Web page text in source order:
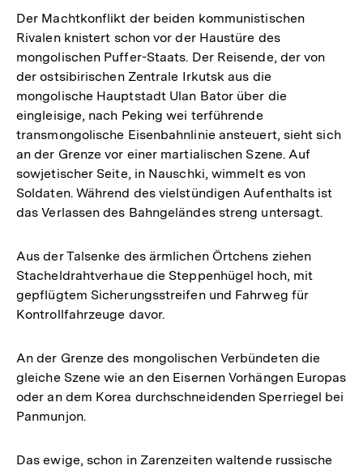
Der Machtkonflikt der beiden kommunistischen
Rivalen knistert schon vor der Haustüre des
mongolischen Puffer-Staats. Der Reisende, der von
der ostsibirischen Zentrale Irkutsk aus die
mongolische Hauptstadt Ulan Bator über die
eingleisige, nach Peking wei terführende
transmongolische Eisenbahnlinie ansteuert, sieht sich
an der Grenze vor einer martialischen Szene. Auf
sowjetischer Seite, in Nauschki, wimmelt es von
Soldaten. Während des vielstündigen Aufenthalts ist
das Verlassen des Bahngeländes streng untersagt.
Aus der Talsenke des ärmlichen Örtchens ziehen
Stacheldrahtverhaue die Steppenhügel hoch, mit
gepflügtem Sicherungsstreifen und Fahrweg für
Kontrollfahrzeuge davor.
An der Grenze des mongolischen Verbündeten die
gleiche Szene wie an den Eisernen Vorhängen Europas
oder an dem Korea durchschneidenden Sperriegel bei
Panmunjon.
Das ewige, schon in Zarenzeiten waltende russische